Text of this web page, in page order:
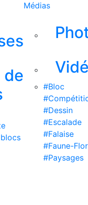
de
Médias
#Bloc
#Dessin
#Escalade
#Falaise
#Faune-
#Paysages